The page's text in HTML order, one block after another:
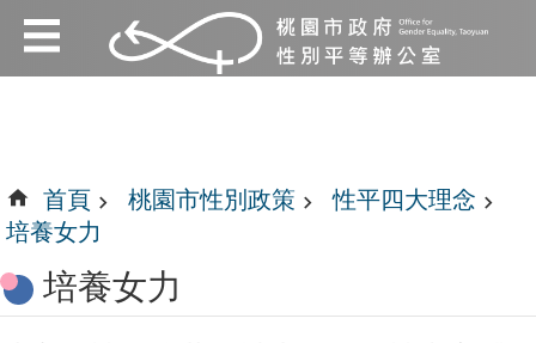
跳到主要內容區塊
:::
:::
首頁 桃園市性別政策
性平四大理念
培養女力
培養女力